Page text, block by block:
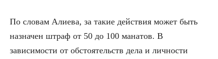
По словам Алиева, за такие действия может быть
назначен штраф от 50 до 100 манатов. В
зависимости от обстоятельств дела и личности